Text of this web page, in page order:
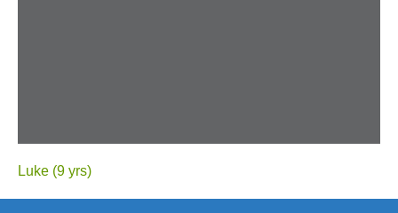
Luke (9 yrs)